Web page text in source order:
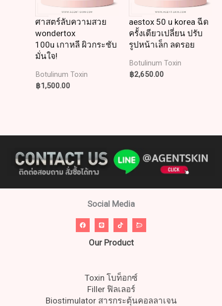
ศาสตร์ลับความสวย
wondertox
100u เกาหลี ผิวกระชับ
มั่นใจ!
Botulinum Toxin
฿1,500.00
aestox 50 u korea ฉีด
ครั้งเดียวเปลี่ยน ปรับ
รูปหน้าเล็ก ลดรอย
Botulinum Toxin
฿2,650.00
Social Media
Our Product
Toxin โบท็อกซ์
Filler ฟิลเลอร์
Biostimulator สารกระตุ้นคอลลาเจน